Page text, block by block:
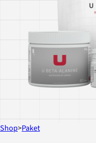
Shop>Paket